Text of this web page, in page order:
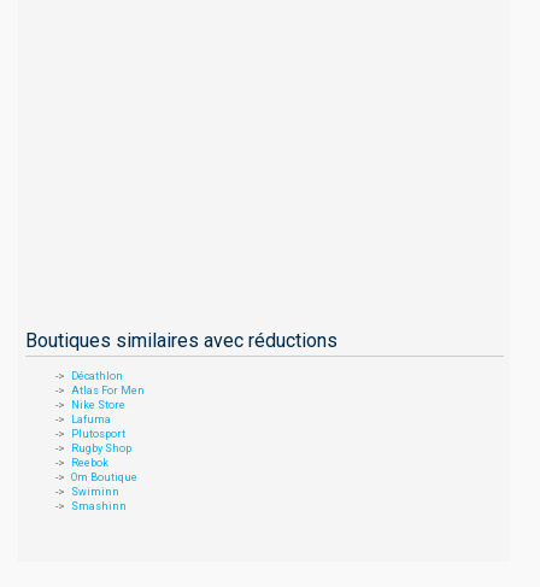
Boutiques similaires avec réductions
Décathlon
Atlas For Men
Nike Store
Lafuma
Plutosport
Rugby Shop
Reebok
Om Boutique
Swiminn
Smashinn